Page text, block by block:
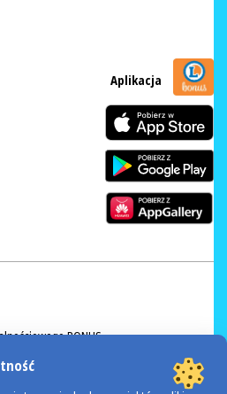
Aplikacja
BONUS
popłaca”